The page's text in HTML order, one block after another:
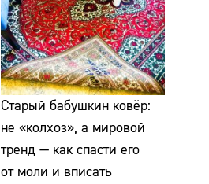
Старый бабушкин ковёр:
не «колхоз», а мировой
тренд — как спасти его
от моли и вписать